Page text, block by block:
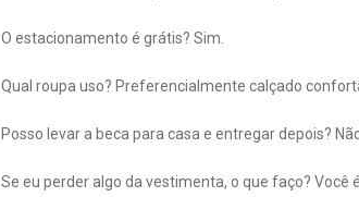
O estacionamento é grátis? Sim.
Qual roupa uso? Preferencialmente calçado
Posso levar a beca para casa e entregar depois?
Se eu perder algo da vestimenta, o que faço?